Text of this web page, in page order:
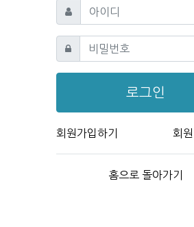
아이디 필수
비밀번호필수
로그인
회원가입하기 회
홈으로 돌아가기